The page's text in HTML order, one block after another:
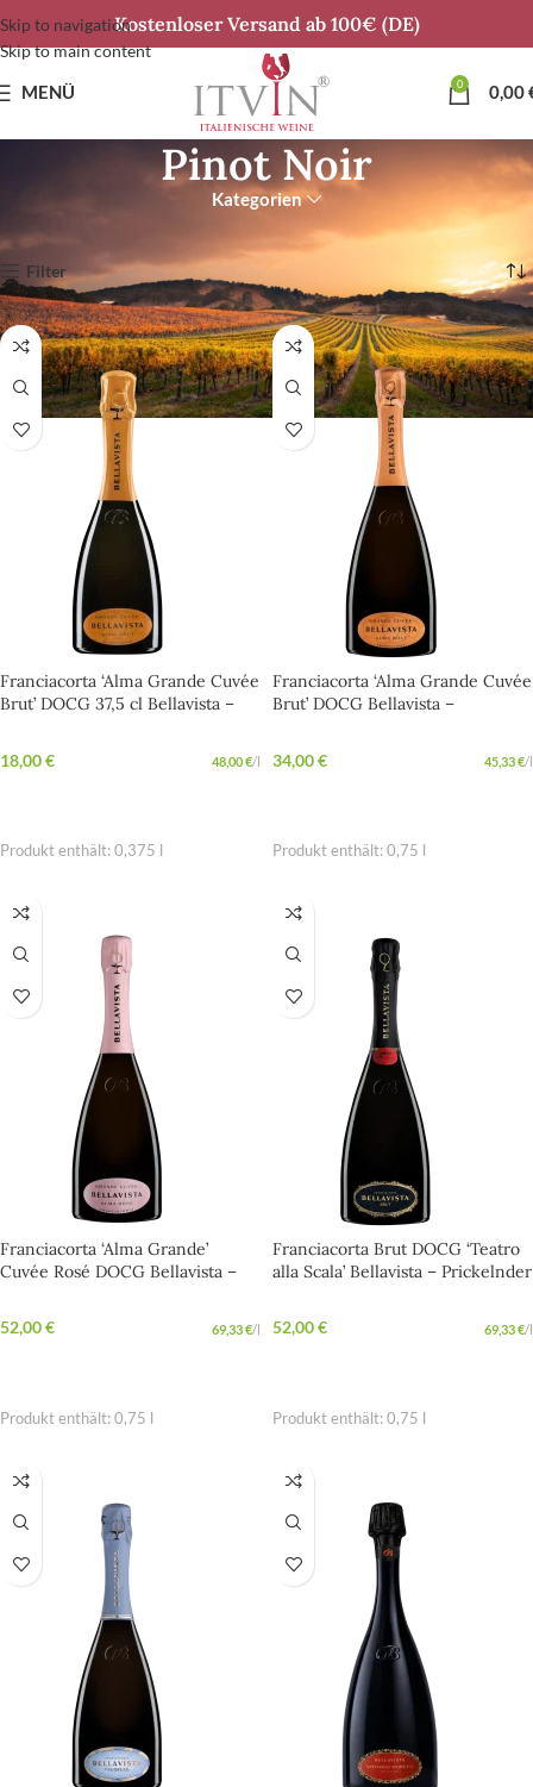
Skip to navigation
Skip to main content
Kostenloser Versand ab 100€ (DE)
MENÜ 0 0,00
Pinot Noir
Kategorien
Alle 12 Ergebnisse werden angezeigt
Filter
Franciacorta ‘Alma Grande Cuvée
Brut’ DOCG 37,5 cl Bellavista –
18,00€ 48,00€/l
Produkt enthält: 0,375
Franciacorta ‘Alma Grande Cuvée
Brut’ DOCG Bellavista –
34,00€ 45,33€/l
Produkt enthält: 0,75
Franciacorta ‘Alma Grande’
Cuvée Rosé DOCG Bellavista –
Lombardei
52,00€ 69,33€/l
Produkt enthält: 0,75 l
Franciacorta Brut DOCG ‘Teatro
alla Scala’ Bellavista – Prickelnder
52,00€ 69,33€/l
Produkt enthält: 0,75 l